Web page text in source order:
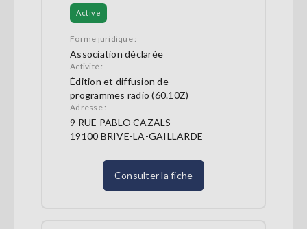
Active
Forme juridique :
Association déclarée
Activité :
Édition et diffusion de
programmes radio (60.10Z)
Adresse :
9 RUE PABLO CAZALS
19100 BRIVE-LA-GAILLARDE
Consulter la fiche